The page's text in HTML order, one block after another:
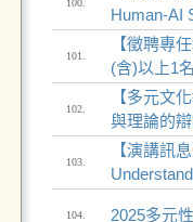
100.
Human-AI
101.
【徵聘專
(含)以上1名
102.
【多元文
與理論的
103.
【演講訊
104. 2025多元